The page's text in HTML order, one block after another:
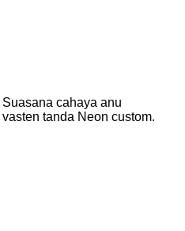
cahaya anu
tanda Neon custom.